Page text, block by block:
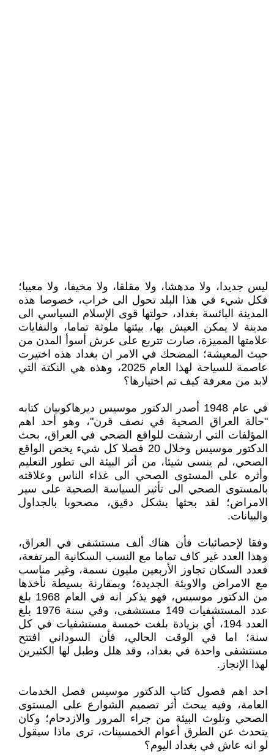
ليس جديدا، ولا مدهشا، ولا مقلقا، ولا مخيفا، ولا معيبا؛
فكل شيء في هذا البلد تحول الى خراب، خصوصا هذه
المدينة البائسة بغداد، حولتها قوى الإسلام السياسي الى
مدينة لا يمكن العيش بها، بيئتها ملوثة تماما، والنفايات
علامتها المميزة، صارت تتربع على عرش أسوأ المدن من
حيث المعيشة؛ المضحك في الامر ان بغداد هذه اختيرت
عاصمة للسياحة لهذا العام 2025، وهذه هي النكتة التي
لابد من معرفة كيف تم اختيارها؟
في عام 1948 أصدر الدكتور موسيس ديرهاكوبيان كتابه
"حالة العراق الصحية في نصف قرن"، وهو أحد اهم
المؤلفات التي ارشفت للواقع الصحي في العراق، بحث
الدكتور موسيس وخلال 20 فصلا كل شيء يخص الواقع
الصحي، لم ينسى شيئا، من أثر البيئة الى تطور التعليم
وأثره على المستوى الصحي الى غذاء الناس وعلاقته
بالمستوى الصحي الى تأثير السياسة الصحية على سير
الامراض؛ لقد بحثها بشكل دقيق، مصحوبا بالجداول
والبيانات.
وفقا لإحصائيات فأن هناك ألف مستشفى في العراق،
وهذا العدد غير كاف تماما مع النسب السكانية المرتفعة،
فعدد السكان تجاوز الأربعين مليون نسمة، وغير مناسب
مع الامراض والاوبئة الجديدة؛ وبمقارنة بسيطة نأخذها
من الدكتور موسيس، فهو يذكر انه في العام 1968 بلغ
عدد المستشفيات 149 مستشفى، وفي سنة 1976 بلغ
العدد 194، أي بزيادة بلغت خمسة مستشفيات في كل
سنة؛ اما في الوقت الحالي، فأن السوداني افتتح
مستشفى واحدة في بغداد، وقد هلل وطبل لها الكثيرين
لهذا الإنجاز.
احد اهم فصول كتاب الدكتور موسيس فصل الخدمات
العامة، وفيه يبحث أثر تصميم الشوارع على المستوى
الصحي وتلوث البيئة من جراء المرور والازدحام؛ وكان
يتحدث عن الطرق أعوام الخمسينات، ترى ماذا سيقول
لو انه عاش في بغداد اليوم؟